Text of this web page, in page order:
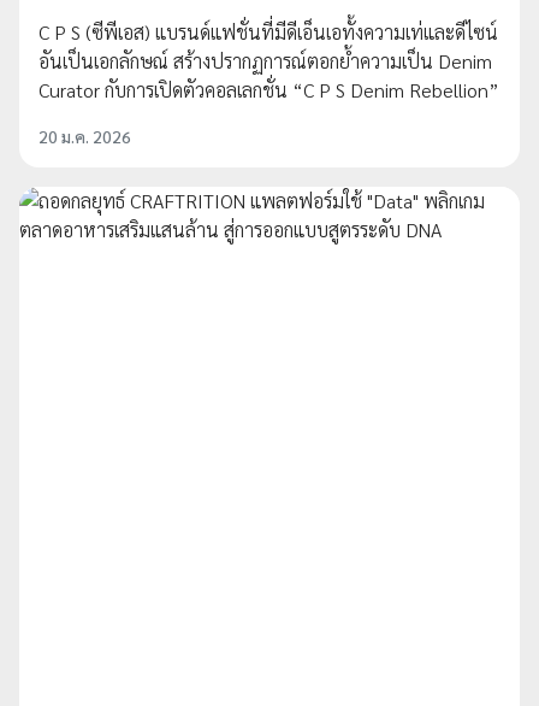
C P S (ซีพีเอส) แบรนด์แฟชั่นที่มีดีเอ็นเอทั้งความเท่และดีไซน์
อันเป็นเอกลักษณ์ สร้างปรากฏการณ์ตอกย้ำความเป็น Denim
Curator กับการเปิดตัวคอลเลกชั่น “C P S Denim Rebellion”
20 ม.ค. 2026